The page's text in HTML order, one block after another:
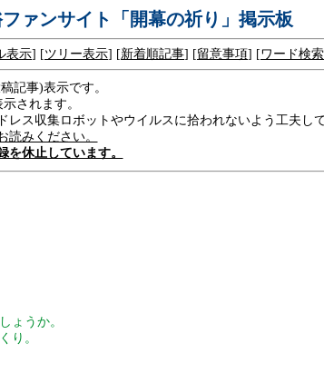
ァンサイト「開幕の祈り」掲示板
表示] [ツリー表示] [新着順記事] [留意事項] [ワード検索
記事)表示です。
示されます。
レス収集ロボットやウイルスに拾われないよう工夫し
読みください。
を休止しています。
ょうか。
り。